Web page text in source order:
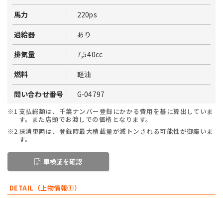
馬力 220ps
過給器 あり
排気量 7,540cc
燃料 軽油
問い合わせ番号 G-04797
※1 支払総額は、千葉ナンバー登録にかかる費用を基に算出していま
す。また店頭でお渡しでの価格となります。
※2抹消車両は、登録時最大積載量が減トンされる可能性が御座いま
す。
車検証を確認
DETAIL（上物情報①）